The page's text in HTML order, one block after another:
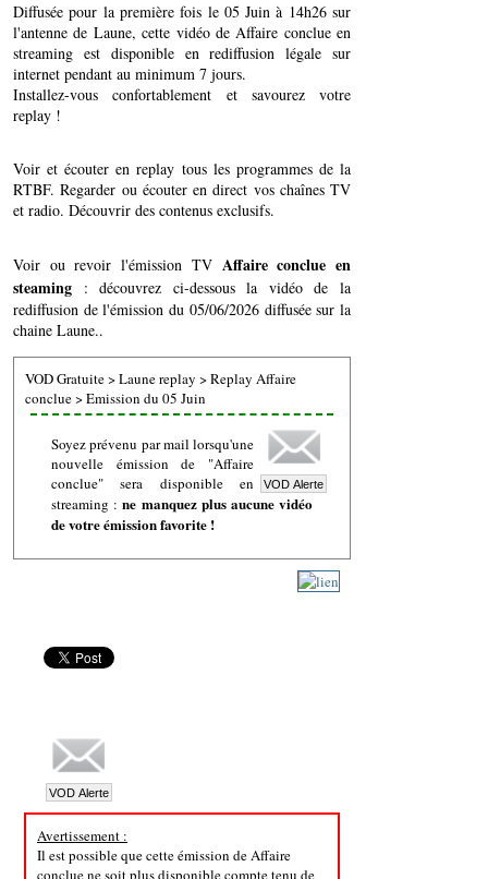
Diffusée pour la première fois le 05 Juin à 14h26 sur
l'antenne de Laune, cette vidéo de Affaire conclue en
streaming est disponible en rediffusion légale sur
internet pendant au minimum 7 jours.
Installez-vous confortablement et savourez votre
replay !
Voir et écouter en replay tous les programmes de la
RTBF. Regarder ou écouter en direct vos chaînes TV
et radio. Découvrir des contenus exclusifs.
Voir ou revoir l'émission TV Affaire conclue en
steaming : découvrez ci-dessous la vidéo de la
rediffusion de l'émission du 05/06/2026 diffusée sur la
chaine Laune..
VOD Gratuite>Laune replay >Replay Affaire
conclue>Emission du 05 Juin
Soyez prévenu par mail lorsqu'une
nouvelle émission de "Affaire
conclue" sera disponible en
streaming :ne manquez plus aucune vidéo
de votre émission favorite !
Avertissement :
Il est possible que cette émission de Affaire
conclue ne soit plus disponible compte tenu de